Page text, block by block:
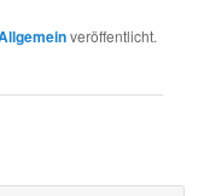
veröffentlicht.